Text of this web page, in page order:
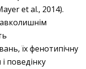
et al., 2014).
їх фенотипічну
поведінку